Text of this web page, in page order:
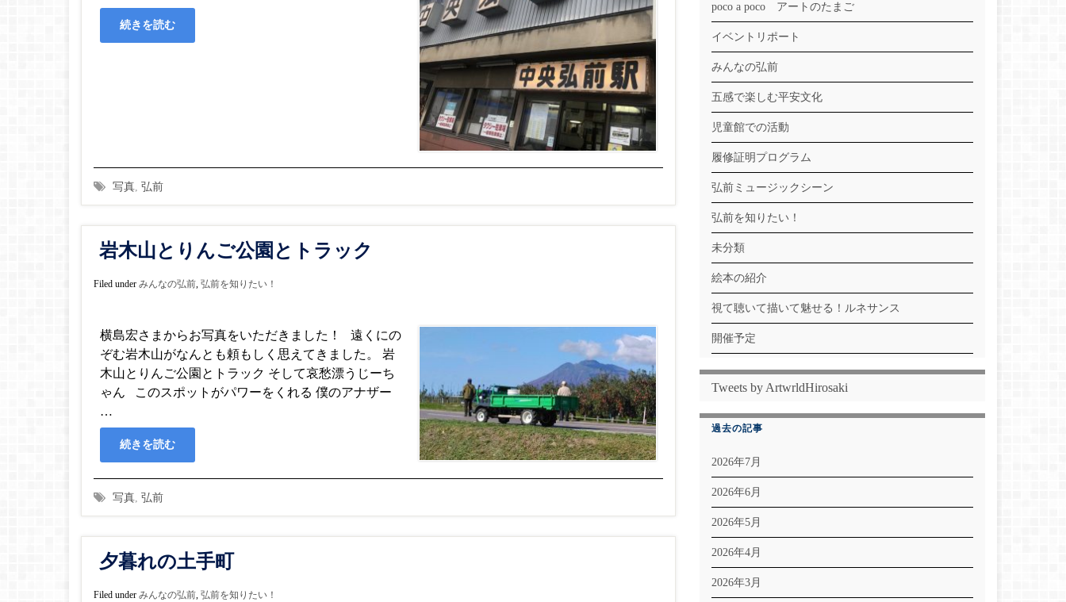
続きを読む
写真, 弘前
岩木山とりんご公園とトラック
Filed under みんなの弘前, 弘前を知りたい！
横島宏さまからお写真をいただきました！ 遠くにの
ぞむ岩木山がなんとも頼もしく思えてきました。 岩
木山とりんご公園とトラック そして哀愁漂うじーち
ゃん このスポットがパワーをくれる 僕のアナザー
…
続きを読む
写真, 弘前
夕暮れの土手町
Filed under みんなの弘前, 弘前を知りたい！
poco a poco アートのたまご
イベントリポート
みんなの弘前
五感で楽しむ平安文化
児童館での活動
履修証明プログラム
弘前ミュージックシーン
弘前を知りたい！
未分類
絵本の紹介
視て聴いて描いて魅せる！ルネサンス
開催予定
Tweets by ArtwrldHirosaki
過去の記事
2026年7月
2026年6月
2026年5月
2026年4月
2026年3月